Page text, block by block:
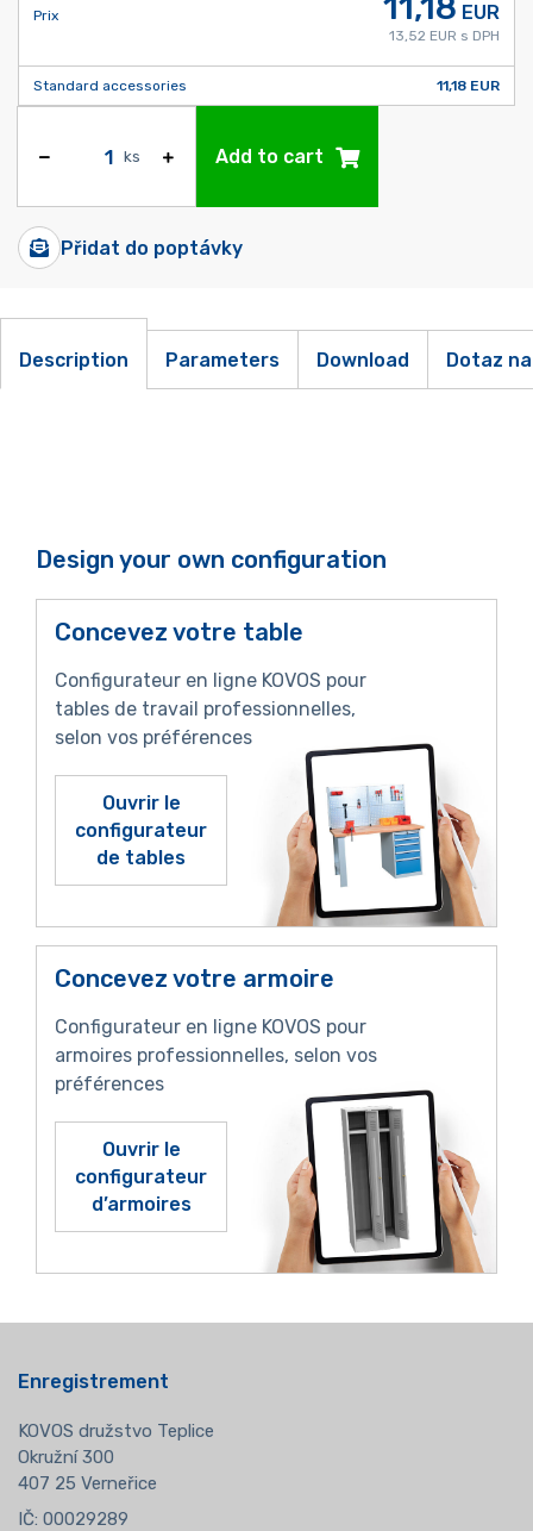
Prix EUR
13,52 EUR s DPH
Standard accessories 11,18 EUR
ks Add to cart
Přidat do poptávky
Description Parameters Download Dotaz
Design your own configuration
Concevez votre table
Configurateur en ligne KOVOS pour
tables de travail professionnelles,
selon vos préférences
Ouvrir le
configurateur
de tables
Concevez votre armoire
Configurateur en ligne KOVOS pour
armoires professionnelles, selon vos
préférences
Ouvrir le
configurateur
d’armoires
Enregistrement
KOVOS družstvo Teplice
Okružní 300
407 25 Verneřice
IČ: 00029289